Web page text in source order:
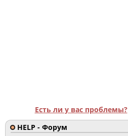
Есть ли у вас проблемы?
HELP - Форум